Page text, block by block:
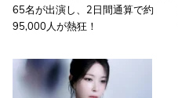
65名が出演し、2日間通算で約
95,000人が熱狂！